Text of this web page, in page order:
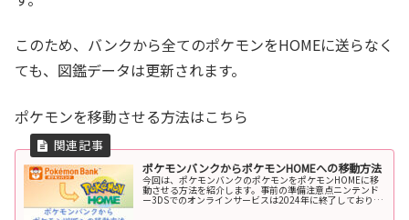
このため、バンクから全てのポケモンをHOMEに送らなく
ても、図鑑データは更新されます。
ポケモンを移動させる方法はこちら
ポケモンバンクからポケモンHOMEへの移動方法
今回は、ポケモンバンクのポケモンをポケモンHOMEに移
動させる方法を紹介します。事前の準備注意点ニンテンド
ー3DSでのオンラインサービスは2024年に終了しており、
『ポケモンバンク』を新たにダウンロードすることはでき